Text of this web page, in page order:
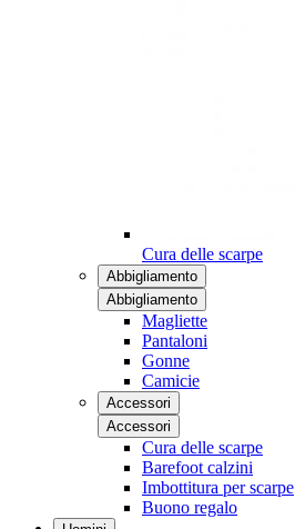
Cura delle scarpe
Abbigliamento
Abbigliamento
Magliette
Pantaloni
Gonne
Camicie
Accessori
Accessori
Cura delle scarpe
Barefoot calzini
Imbottitura per scarpe
Buono regalo